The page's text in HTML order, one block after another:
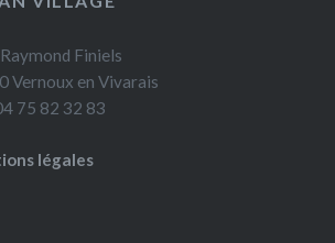
Finiels
Vernoux en Vivarais
75 82 32 83
légales